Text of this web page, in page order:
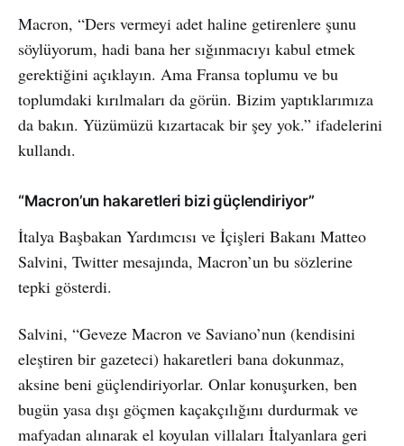
Macron, “Ders vermeyi adet haline getirenlere şunu
söylüyorum, hadi bana her sığınmacıyı kabul etmek
gerektiğini açıklayın. Ama Fransa toplumu ve bu
toplumdaki kırılmaları da görün. Bizim yaptıklarımıza
da bakın. Yüzümüzü kızartacak bir şey yok.” ifadelerini
kullandı.
“Macron’un hakaretleri bizi güçlendiriyor”
İtalya Başbakan Yardımcısı ve İçişleri Bakanı Matteo
Salvini, Twitter mesajında, Macron’un bu sözlerine
tepki gösterdi.
Salvini, “Geveze Macron ve Saviano’nun (kendisini
eleştiren bir gazeteci) hakaretleri bana dokunmaz,
aksine beni güçlendiriyorlar. Onlar konuşurken, ben
bugün yasa dışı göçmen kaçakçılığını durdurmak ve
mafyadan alınarak el koyulan villaları İtalyanlara geri